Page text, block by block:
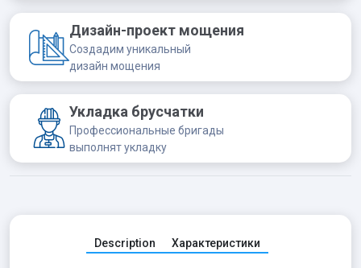
Дизайн-проект мощения
Создадим уникальный
дизайн мощения
Укладка брусчатки
Профессиональные бригады
выполнят укладку
Description Характеристики